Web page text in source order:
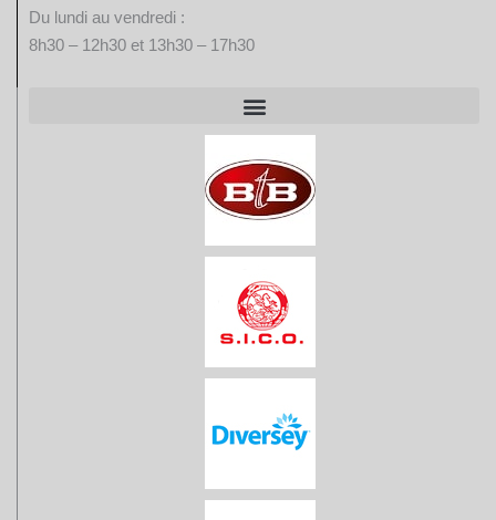
Du lundi au vendredi :
8h30 – 12h30 et 13h30 – 17h30